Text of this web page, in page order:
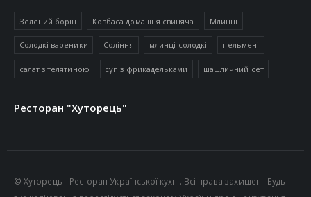
Зелений борщ Ковбаса домашня свиняча Млинці
Солодкі вареники Соління млинці солодкі пельмені
салат з телятиною суп з фрикадельками шашличний сет
Ресторан "Хуторець"
© Хуторець - Ресторан Української кухні. Всі права захищені. Будь-